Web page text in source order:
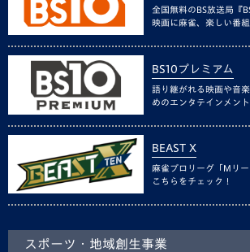
全国無料のBS放送局『
映画に麻雀、楽しい番組
BS10プレミアム
語り継がれる映画や音
めのエンタテインメン
BEAST X
麻雀プロリーグ「Mリ
こちらをチェック！
スポーツ・地域創生事業